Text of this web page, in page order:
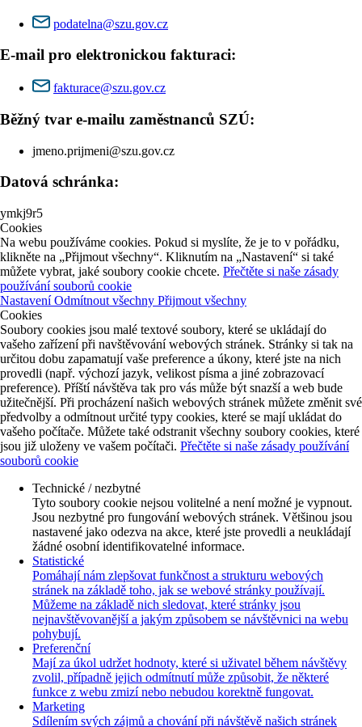
podatelna@szu.gov.cz
E-mail pro elektronickou fakturaci:
fakturace@szu.gov.cz
Běžný tvar e-mailu zaměstnanců SZÚ:
jmeno.prijmeni@szu.gov.cz
Datová schránka:
ymkj9r5
Cookies
Na webu používáme cookies. Pokud si myslíte, že je to v pořádku,
klikněte na „Přijmout všechny“. Kliknutím na „Nastavení“ si také
můžete vybrat, jaké soubory cookie chcete. Přečtěte si naše zásady
používání souborů cookie
NastaveníOdmítnout všechny Přijmout všechny
Cookies
Soubory cookies jsou malé textové soubory, které se ukládají do
vašeho zařízení při navštěvování webových stránek. Stránky si tak na
určitou dobu zapamatují vaše preference a úkony, které jste na nich
provedli (např. výchozí jazyk, velikost písma a jiné zobrazovací
preference). Příští návštěva tak pro vás může být snazší a web bude
užitečnější. Při procházení našich webových stránek můžete změnit své
předvolby a odmítnout určité typy cookies, které se mají ukládat do
vašeho počítače. Můžete také odstranit všechny soubory cookies, které
jsou již uloženy ve vašem počítači. Přečtěte si naše zásady používání
souborů cookie
Technické / nezbytné
Tyto soubory cookie nejsou volitelné a není možné je vypnout.
Jsou nezbytné pro fungování webových stránek. Většinou jsou
nastavené jako odezva na akce, které jste provedli a neukládají
žádné osobní identifikovatelné informace.
Statistické
Pomáhají nám zlepšovat funkčnost a strukturu webových
stránek na základě toho, jak se webové stránky používají.
Můžeme na základě nich sledovat, které stránky jsou
nejnavštěvovanější a jakým způsobem se návštěvnici na webu
pohybují.
Preferenční
Mají za úkol udržet hodnoty, které si uživatel během návštěvy
zvolil, případně jejich odmítnutí může způsobit, že některé
funkce z webu zmizí nebo nebudou korektně fungovat.
Marketing
Sdílením svých zájmů a chování při návštěvě našich stránek